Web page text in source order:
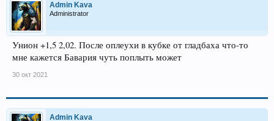
Admin Kava
Administrator
Унион +1,5 2,02. После оплеухи в кубке от гладбаха что-то
мне кажется Бавария чуть поплыть может
30 окт 2021
Admin Kava